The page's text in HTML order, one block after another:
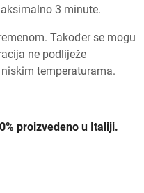
3 minute.
Također se mogu
ne podliježe
temperaturama.
proizvedeno u Italiji.